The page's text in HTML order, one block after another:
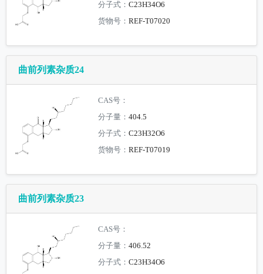
分子式：C23H34O6
货物号：REF-T07020
曲前列素杂质24
CAS号：
分子量：404.5
分子式：C23H32O6
货物号：REF-T07019
曲前列素杂质23
CAS号：
分子量：406.52
分子式：C23H34O6